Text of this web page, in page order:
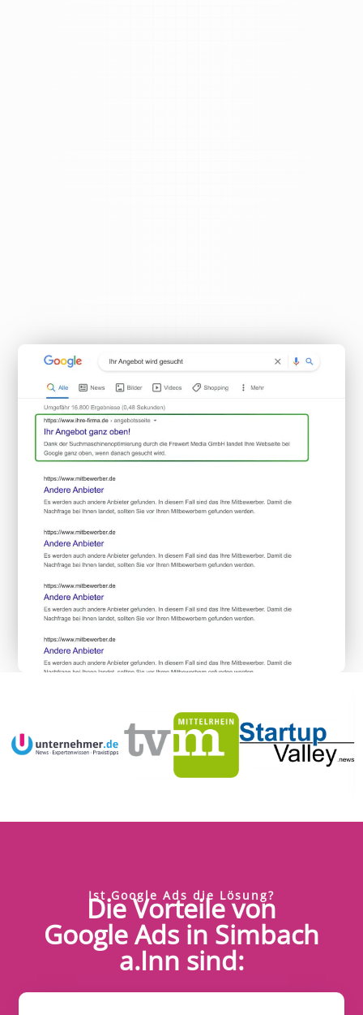
Ist Google Ads die Lösung?
Die Vorteile von
Google Ads in Simbach
a.Inn sind: